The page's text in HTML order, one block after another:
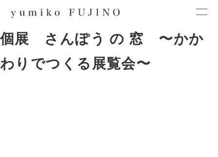
個展 さんぽう の 窓 〜かか
わりでつくる展覧会〜